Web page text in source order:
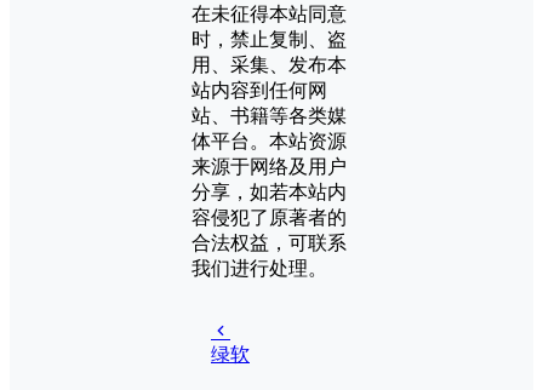
在未征得本站同意
时，禁止复制、盗
用、采集、发布本
站内容到任何网
站、书籍等各类媒
体平台。本站资源
来源于网络及用户
分享，如若本站内
容侵犯了原著者的
合法权益，可联系
我们进行处理。
绿软